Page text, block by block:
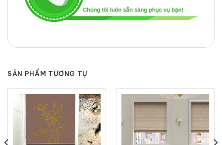
SẢN PHẨM TƯƠNG TỰ